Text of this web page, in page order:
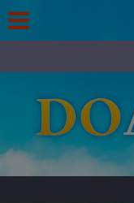
to
content